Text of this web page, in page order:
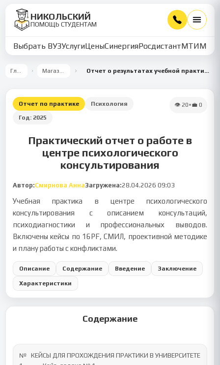
НИКОЛЬСКИЙ
ПОМОЩЬ СТУДЕНТАМ
Выбрать ВУЗУслугиЦеныСинергияРосдистантМТИММУ
Главная Магазин работ Отчет о результатах учебной практики в Центре психологического консультирования
Отчет по практике
Психология
Год: 2025
👁 20•💼 0
Практический отчет о работе в
центре психологического
консультирования
Автор:Смирнова АннаЗагружена:28.04.2026 09:03
Учебная практика в центре психологического
консультирования с описанием консультаций,
психодиагностики и профессиональных выводов.
Включены кейсы по 16PF, СМИЛ, проективной методике
и плану работы с конфликтами.
Описание Содержание Введение Заключение
Характеристики
Содержание
№	КЕЙСЫ ДЛЯ ПРОХОЖДЕНИЯ ПРАКТИКИ В УНИВЕРСИТЕТЕ